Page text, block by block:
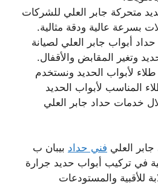
متحركة جابر العلي للشركات
بسرعة عالية ودقة مثالية.
أبواب جابر العلي لصيانة
وتغير المقابض والأقفال.
لأبواب الحديد ونستخدم
المناسب لأبواب الحديد
خدمات حداد جابر العلي
العلي فني حداد بيبان ب
في تركيب أبواب حديد جرارة
للأقبية والمستودعات